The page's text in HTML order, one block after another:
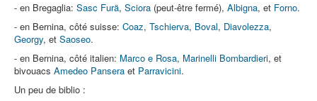
- en Bregaglia: Sasc Furä, Sciora (peut-être fermé), Albigna, et Forno.
- en Bernina, côté suisse: Coaz, Tschierva, Boval, Diavolezza,
Georgy, et Saoseo.
- en Bernina, côté italien: Marco e Rosa, Marinelli Bombardieri, et
bivouacs Amedeo Pansera et Parravicini.
Un peu de biblio :